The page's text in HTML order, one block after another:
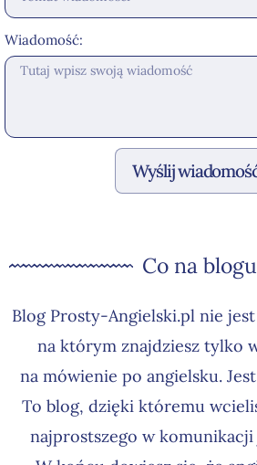
Wiadomość:
Wyślij
Co na
Blog Prosty-Angielski.pl nie
na którym znajdziesz tylko
na mówienie po angielsku.
To blog, dzięki któremu
najprostszego w komunikacji